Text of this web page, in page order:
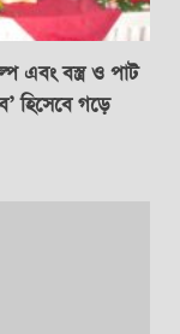
এবং বস্ত্র ও পাট
হিসেবে গড়ে